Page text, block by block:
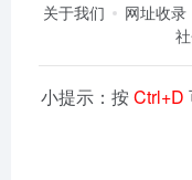
关于我们 网址收录
小提示：按Ctrl+D